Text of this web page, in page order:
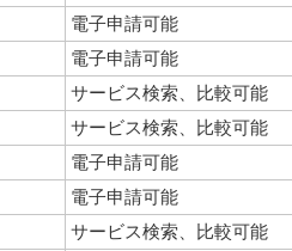
電子申請可能
電子申請可能
サービス検索、比較可能
サービス検索、比較可能
電子申請可能
電子申請可能
サービス検索、比較可能